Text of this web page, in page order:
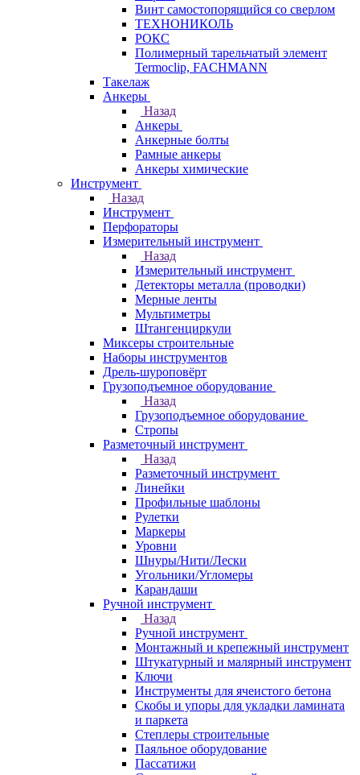
Винт самостопорящийся со сверлом
ТЕХНОНИКОЛЬ
РОКС
Полимерный тарельчатый элемент
Termoclip, FACHMANN
Такелаж
Анкеры
Назад
Анкеры
Анкерные болты
Рамные анкеры
Анкеры химические
Инструмент
Назад
Инструмент
Перфораторы
Измерительный инструмент
Назад
Измерительный инструмент
Детекторы металла (проводки)
Мерные ленты
Мультиметры
Штангенциркули
Миксеры строительные
Наборы инструментов
Дрель-шуроповёрт
Грузоподъемное оборудование
Назад
Грузоподъемное оборудование
Стропы
Разметочный инструмент
Назад
Разметочный инструмент
Линейки
Профильные шаблоны
Рулетки
Маркеры
Уровни
Шнуры/Нити/Лески
Угольники/Угломеры
Карандаши
Ручной инструмент
Назад
Ручной инструмент
Монтажный и крепежный инструмент
Штукатурный и малярный инструмент
Ключи
Инструменты для ячеистого бетона
Скобы и упоры для укладки ламината
и паркета
Степлеры строительные
Паяльное оборудование
Пассатижи